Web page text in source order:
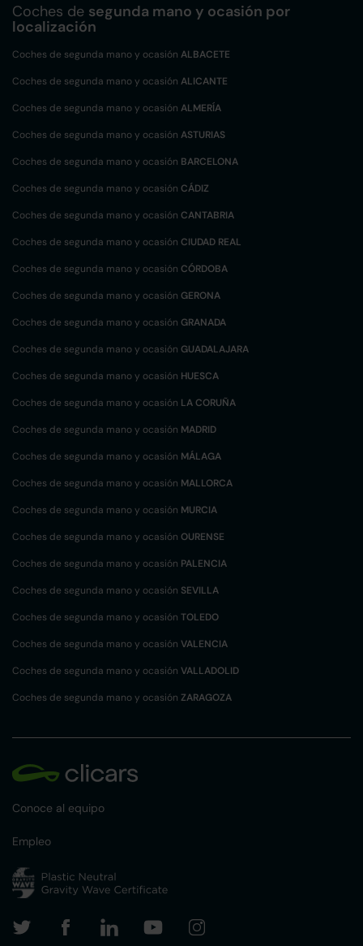
Coches de segunda mano y ocasión por
localización
Coches de segunda mano y ocasión ALBACETE
Coches de segunda mano y ocasión ALICANTE
Coches de segunda mano y ocasión ALMERÍA
Coches de segunda mano y ocasión ASTURIAS
Coches de segunda mano y ocasión BARCELONA
Coches de segunda mano y ocasión CÁDIZ
Coches de segunda mano y ocasión CANTABRIA
Coches de segunda mano y ocasión CIUDAD REAL
Coches de segunda mano y ocasión CÓRDOBA
Coches de segunda mano y ocasión GERONA
Coches de segunda mano y ocasión GRANADA
Coches de segunda mano y ocasión GUADALAJARA
Coches de segunda mano y ocasión HUESCA
Coches de segunda mano y ocasión LA CORUÑA
Coches de segunda mano y ocasión MADRID
Coches de segunda mano y ocasión MÁLAGA
Coches de segunda mano y ocasión MALLORCA
Coches de segunda mano y ocasión MURCIA
Coches de segunda mano y ocasión OURENSE
Coches de segunda mano y ocasión PALENCIA
Coches de segunda mano y ocasión SEVILLA
Coches de segunda mano y ocasión TOLEDO
Coches de segunda mano y ocasión VALENCIA
Coches de segunda mano y ocasión VALLADOLID
Coches de segunda mano y ocasión ZARAGOZA
Conoce al equipo
Empleo